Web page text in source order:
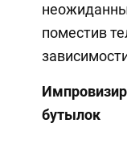
поместив
бутылок